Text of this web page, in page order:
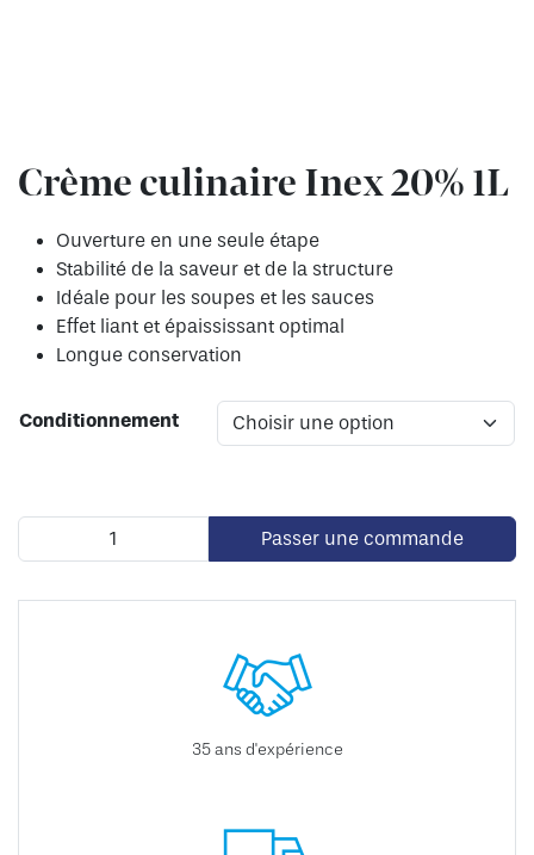
Crème culinaire Inex 20% 1L
Ouverture en une seule étape
Stabilité de la saveur et de la structure
Idéale pour les soupes et les sauces
Effet liant et épaississant optimal
Longue conservation
Conditionnement
Passer une commande
35 ans d'expérience